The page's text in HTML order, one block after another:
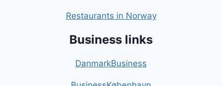
Restaurants in Norway
Business links
DanmarkBusiness